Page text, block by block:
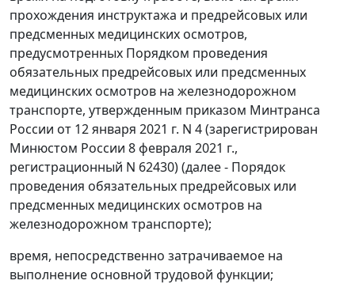
прохождения инструктажа и предрейсовых или
предсменных медицинских осмотров,
предусмотренных Порядком проведения
обязательных предрейсовых или предсменных
медицинских осмотров на железнодорожном
транспорте, утвержденным приказом Минтранса
России от 12 января 2021 г. N 4 (зарегистрирован
Минюстом России 8 февраля 2021 г.,
регистрационный N 62430) (далее - Порядок
проведения обязательных предрейсовых или
предсменных медицинских осмотров на
железнодорожном транспорте);
время, непосредственно затрачиваемое на
выполнение основной трудовой функции;